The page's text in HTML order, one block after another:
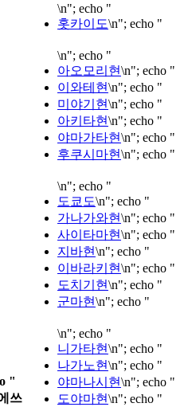
\n"; echo "
홋카이도\n"; echo "
\n"; echo "
아오모리현\n"; echo "
이와테현\n"; echo "
미야기현\n"; echo "
아키타현\n"; echo "
야마가타현\n"; echo "
후쿠시마현\n"; echo "
\n"; echo "
도쿄도\n"; echo "
가나가와현\n"; echo "
사이타마현\n"; echo "
지바현\n"; echo "
이바라키현\n"; echo "
도치기현\n"; echo "
군마현\n"; echo "
"
쓰
\n"; echo "
니가타현\n"; echo "
나가노현\n"; echo "
야마나시현\n"; echo "
도야마현\n"; echo "